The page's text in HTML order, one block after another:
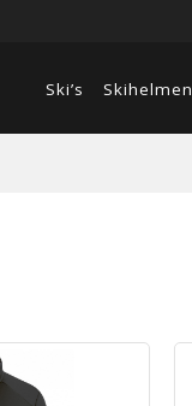
Ski’s Skihelmen